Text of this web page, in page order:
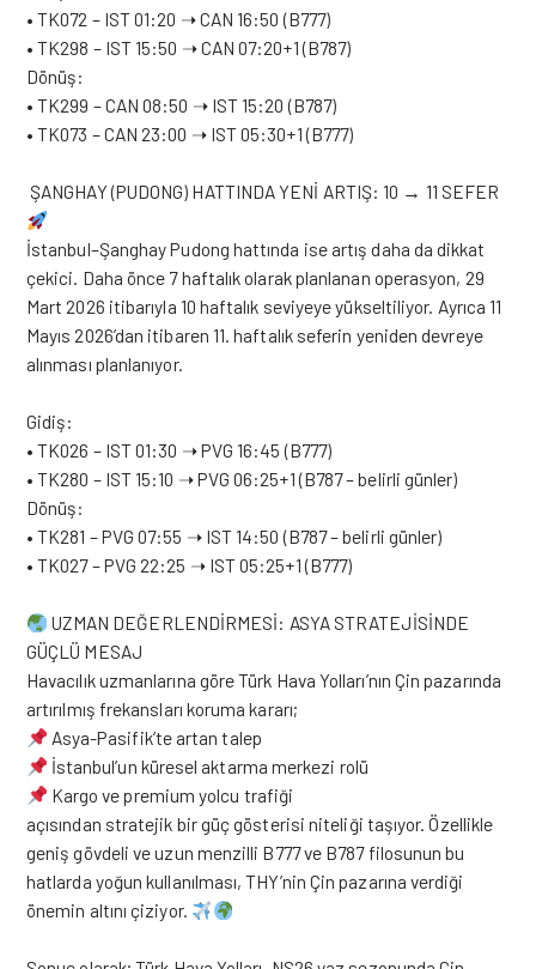
• TK072 – IST 01:20 ➝ CAN 16:50 (B777)
• TK298 – IST 15:50 ➝ CAN 07:20+1 (B787)
Dönüş:
• TK299 – CAN 08:50 ➝ IST 15:20 (B787)
• TK073 – CAN 23:00 ➝ IST 05:30+1 (B777)
ŞANGHAY (PUDONG) HATTINDA YENİ ARTIŞ: 10 → 11 SEFER
İstanbul–Şanghay Pudong hattında ise artış daha da dikkat
çekici. Daha önce 7 haftalık olarak planlanan operasyon, 29
Mart 2026 itibarıyla 10 haftalık seviyeye yükseltiliyor. Ayrıca 11
Mayıs 2026’dan itibaren 11. haftalık seferin yeniden devreye
alınması planlanıyor.
Gidiş:
• TK026 – IST 01:30 ➝ PVG 16:45 (B777)
• TK280 – IST 15:10 ➝ PVG 06:25+1 (B787 – belirli günler)
Dönüş:
• TK281 – PVG 07:55 ➝ IST 14:50 (B787 – belirli günler)
• TK027 – PVG 22:25 ➝ IST 05:25+1 (B777)
UZMAN DEĞERLENDİRMESİ: ASYA STRATEJİSİNDE
GÜÇLÜ MESAJ
Havacılık uzmanlarına göre Türk Hava Yolları’nın Çin pazarında
artırılmış frekansları koruma kararı;
Asya-Pasifik’te artan talep
İstanbul’un küresel aktarma merkezi rolü
Kargo ve premium yolcu trafiği
açısından stratejik bir güç gösterisi niteliği taşıyor. Özellikle
geniş gövdeli ve uzun menzilli B777 ve B787 filosunun bu
hatlarda yoğun kullanılması, THY’nin Çin pazarına verdiği
önemin altını çiziyor.